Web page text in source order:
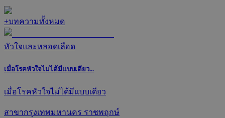
+บทความทั้งหมด
หัวใจและหลอดเลือด
เมื่อโรคหัวใจไม่ได้มีแบบเดียว...
เมื่อโรคหัวใจไม่ได้มีแบบเดียว
สาขากรุงเทพมหานคร ราชพฤกษ์